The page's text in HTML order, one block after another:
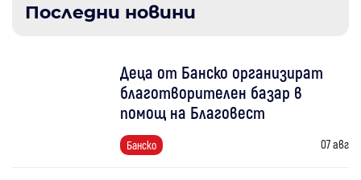
Последни новини
Деца от Банско организират
благотворителен базар в
помощ на Благовест
Банско 07 авг